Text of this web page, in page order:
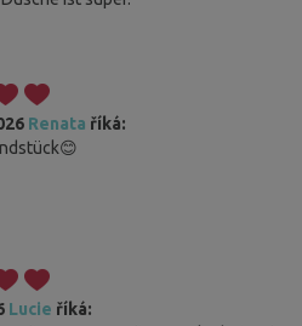
Renata říká:
Lucie říká: